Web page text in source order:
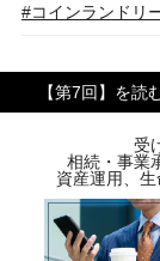
#コインランドリ
【第7回】を読
受
相続・事業
資産運用、